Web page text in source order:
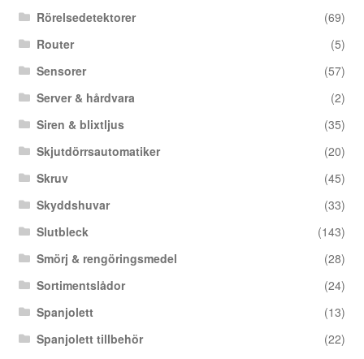
Rörelsedetektorer
(69)
Router
(5)
Sensorer
(57)
Server & hårdvara
(2)
Siren & blixtljus
(35)
Skjutdörrsautomatiker
(20)
Skruv
(45)
Skyddshuvar
(33)
Slutbleck
(143)
Smörj & rengöringsmedel
(28)
Sortimentslådor
(24)
Spanjolett
(13)
Spanjolett tillbehör
(22)